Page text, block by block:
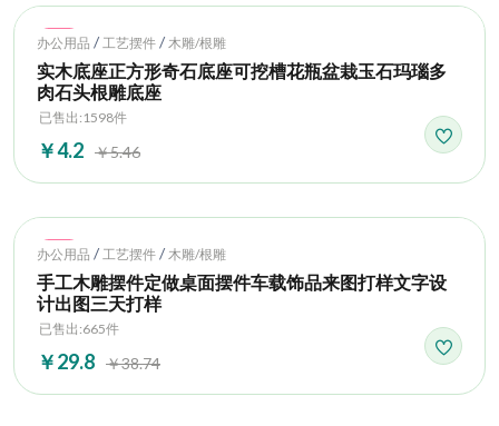
Hot
办公用品 / 工艺摆件 / 木雕/根雕
实木底座正方形奇石底座可挖槽花瓶盆栽玉石玛瑙多
肉石头根雕底座
已售出:1598件
￥4.2 ￥5.46
Hot
办公用品 / 工艺摆件 / 木雕/根雕
手工木雕摆件定做桌面摆件车载饰品来图打样文字设
计出图三天打样
已售出:665件
￥29.8 ￥38.74